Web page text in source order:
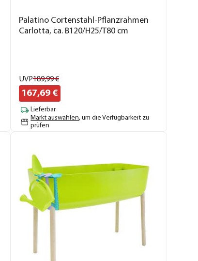
Palatino Cortenstahl-Pflanzrahmen
Carlotta, ca. B120/H25/T80 cm
UVP189,99€
167,69 €
Lieferbar
Markt auswählen, um die Verfügbarkeit zu
prüfen